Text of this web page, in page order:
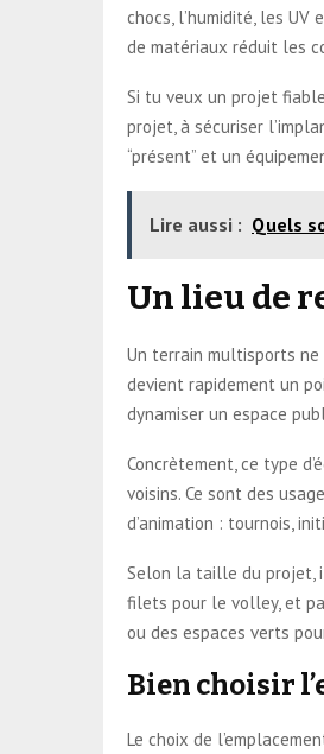
chocs, l’humidité, les
de matériaux réduit les
Si tu veux un projet
projet, à sécuriser
“présent” et un
Lire aussi : Quels
Un lieu de
Un terrain multisports
devient rapidement un
dynamiser un espace
Concrètement, ce type
voisins. Ce sont des
d’animation : tournois,
Selon la taille du projet,
filets pour le volley, et
ou des espaces verts
Bien choisir
Le choix de